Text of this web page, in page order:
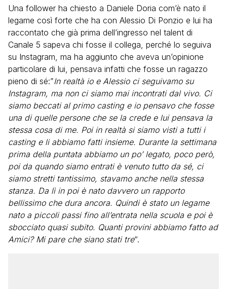
Una follower ha chiesto a Daniele Doria com’è nato il
legame così forte che ha con Alessio Di Ponzio e lui ha
raccontato che già prima dell’ingresso nel talent di
Canale 5 sapeva chi fosse il collega, perché lo seguiva
su Instagram, ma ha aggiunto che aveva un’opinione
particolare di lui, pensava infatti che fosse un ragazzo
pieno di sé:”In realtà io e Alessio ci seguivamo su
Instagram, ma non ci siamo mai incontrati dal vivo. Ci
siamo beccati al primo casting e io pensavo che fosse
una di quelle persone che se la crede e lui pensava la
stessa cosa di me. Poi in realtà si siamo visti a tutti i
casting e li abbiamo fatti insieme. Durante la settimana
prima della puntata abbiamo un po’ legato, poco però,
poi da quando siamo entrati è venuto tutto da sé, ci
siamo stretti tantissimo, stavamo anche nella stessa
stanza. Da lì in poi è nato davvero un rapporto
bellissimo che dura ancora. Quindi è stato un legame
nato a piccoli passi fino all’entrata nella scuola e poi è
sbocciato quasi subito. Quanti provini abbiamo fatto ad
Amici? Mi pare che siano stati tre“.